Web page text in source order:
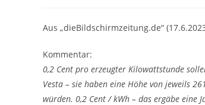
Aus „dieBildschirmzeitung.de“
Kommentar:
0,2 Cent pro erzeugter Kilowattstunde
Vesta – sie haben eine Höhe von jeweils
würden. 0,2 Cent / kWh – das ergäbe eine